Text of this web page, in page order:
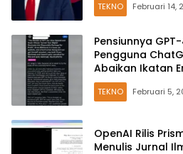
TEKNO Februari 14,
Pensiunnya
Pengguna
Abaikan Ikatan
TEKNO Februari 5,
OpenAI Rilis
Menulis Jurnal